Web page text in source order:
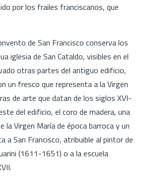
por los frailes franciscanos, que
de San Francisco conserva los
iglesia de San Cataldo, visibles en el
otras partes del antiguo edificio,
un fresco que representa a la Virgen
de arte que datan de los siglos XVI-
del edificio, el coro de madera, una
la Virgen María de época barroca y un
a San Francisco, atribuible al pintor de
(1611-1651) o a la escuela